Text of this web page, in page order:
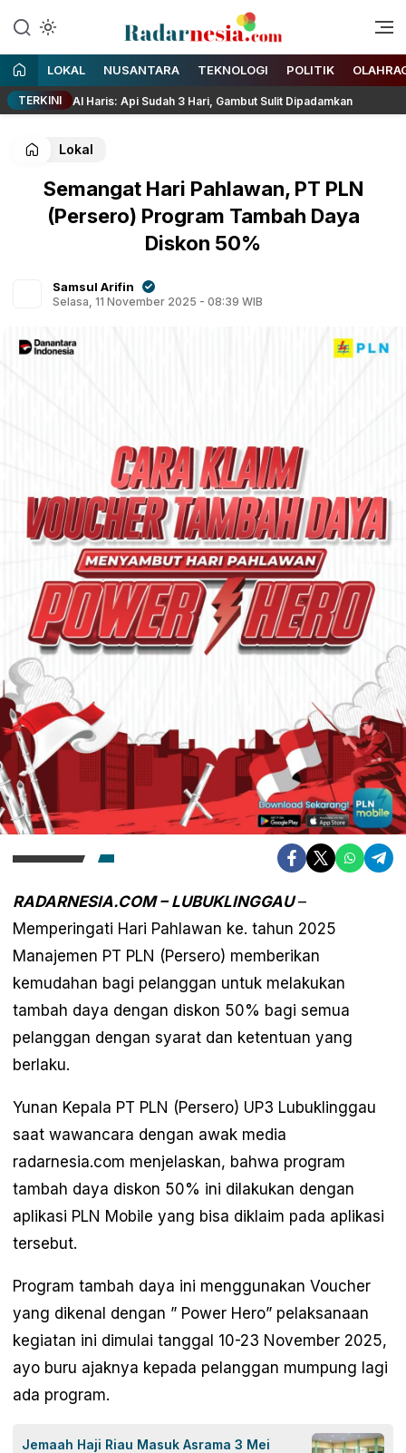
Radarnesia
Enak Dibaca
LOKAL NUSANTARA TEKNOLOGI POLITIK
TERKINI
Al Haris: Api Sudah 3 Hari, Gambut Sulit Dipadamkan
Lokal
Semangat Hari Pahlawan, PT PLN
(Persero) Program Tambah Daya
Diskon 50%
Samsul Arifin
Selasa, 11 November 2025 - 08:39 WIB
RADARNESIA.COM – LUBUKLINGGAU–
Memperingati Hari Pahlawan ke. tahun 2025
Manajemen PT PLN (Persero) memberikan
kemudahan bagi pelanggan untuk melakukan
tambah daya dengan diskon 50% bagi semua
pelanggan dengan syarat dan ketentuan yang
berlaku.
Yunan Kepala PT PLN (Persero) UP3 Lubuklinggau
saat wawancara dengan awak media
radarnesia.com menjelaskan, bahwa program
tambah daya diskon 50% ini dilakukan dengan
aplikasi PLN Mobile yang bisa diklaim pada aplikasi
tersebut.
Program tambah daya ini menggunakan Voucher
yang dikenal dengan ” Power Hero” pelaksanaan
kegiatan ini dimulai tanggal 10-23 November 2025,
ayo buru ajaknya kepada pelanggan mumpung lagi
ada program.
Jemaah Haji Riau Masuk Asrama 3 Mei